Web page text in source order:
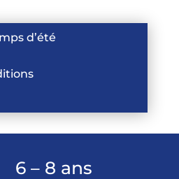
d’été
6 – 8 ans